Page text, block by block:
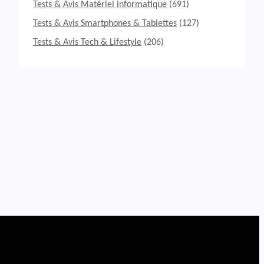
Tests & Avis Matériel informatique (691)
Tests & Avis Smartphones & Tablettes (127)
Tests & Avis Tech & Lifestyle (206)